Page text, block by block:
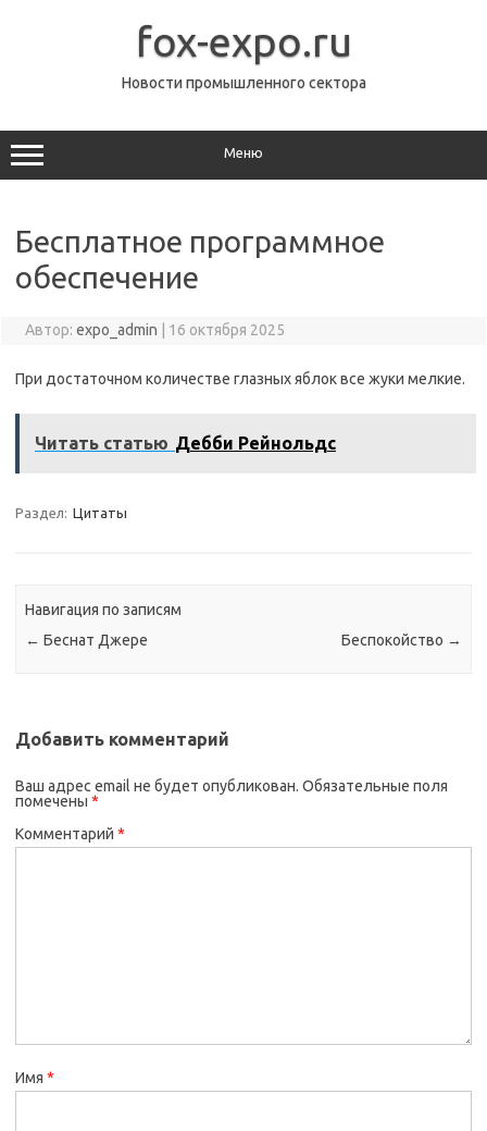
fox-expo.ru
Новости промышленного сектора
Меню
Бесплатное программное
обеспечение
Автор: expo_admin 16 октября 2025
При достаточном количестве глазных яблок все жуки мелкие.
Читать статью Дебби Рейнольдс
Раздел: Цитаты
Навигация по записям
← Беснат Джере Беспокойство →
Добавить комментарий
Ваш адрес email не будет опубликован. Обязательные поля
помечены *
Комментарий *
Имя *